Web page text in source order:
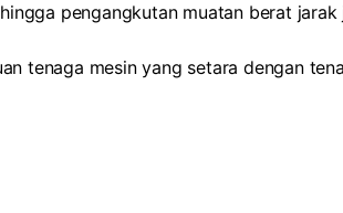
pengangkutan muatan berat jarak
tenaga mesin yang setara dengan